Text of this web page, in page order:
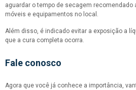
aguardar o tempo de secagem recomendado
móveis e equipamentos no local.
Além disso, é indicado evitar a exposição a
que a cura completa ocorra.
Fale conosco
Agora que você já conhece a importância,